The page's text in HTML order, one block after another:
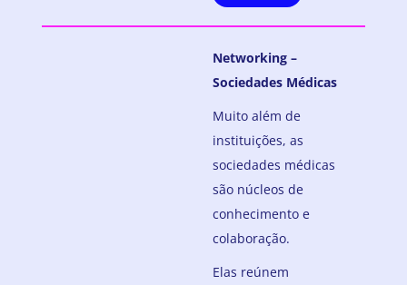
Networking –
Sociedades Médicas
Muito além de
instituições, as
sociedades médicas
são núcleos de
conhecimento e
colaboração.
Elas reúnem